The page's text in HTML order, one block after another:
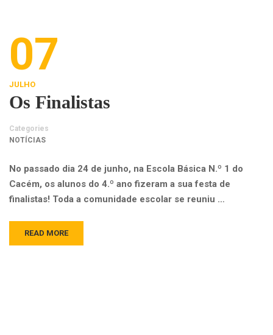
07
JULHO
Os Finalistas
Categories
NOTÍCIAS
No passado dia 24 de junho, na Escola Básica N.º 1 do
Cacém, os alunos do 4.º ano fizeram a sua festa de
finalistas! Toda a comunidade escolar se reuniu …
READ MORE